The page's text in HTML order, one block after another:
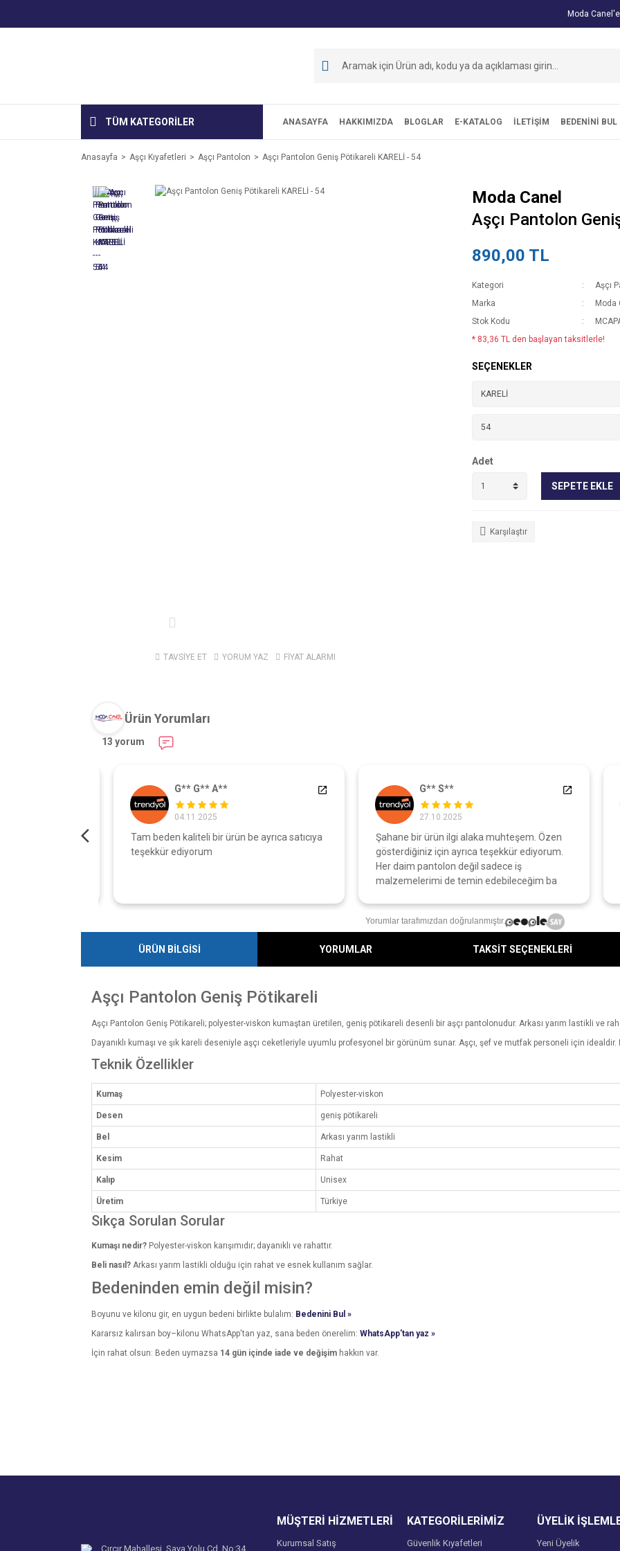
Moda
TÜM KATEGORİLER ANASAYFA HAKKIMIZDA BLOGLAR E-KATALOG İLETİŞİM BEDENİNİ BUL
Anasayfa Aşçı Kıyafetleri Aşçı Pantolon Aşçı Pantolon Geniş Pötikareli KARELİ - 54
TAVSİYE ET YORUM YAZ FİYAT ALARMI
Moda Canel
Aşçı Pantolon
890,00 TL
Kategori
Aşçı
Marka
Moda
Stok Kodu
* 83,36 TL den başlayan taksitlerle!
SEÇENEKLER
Adet
SEPETE EKLE
Karşılaştır
Ürün Yorumları
13 yorum
G** G** A**
04.11.2025
Tam beden kaliteli bir ürün be ayrıca satıcıya
teşekkür ediyorum
G** S**
27.10.2025
Şahane bir ürün ilgi alaka muhteşem. Özen
gösterdiğiniz için ayrıca teşekkür ediyorum.
Her daim pantolon değil sadece iş
malzemelerimi de temin edebileceğim ba
Yorumlar tarafımızdan doğrulanmıştır.
ÜRÜN BİLGİSİ YORUMLAR TAKSİT SEÇENEKLERİ
Aşçı Pantolon Geniş Pötikareli
Aşçı Pantolon Geniş Pötikareli; polyester-viskon kumaştan üretilen, geniş pötikareli desenli bir aşçı pantolonudur. Arkası yarım lastikli ve
Dayanıklı kumaşı ve şık kareli deseniyle aşçı ceketleriyle uyumlu profesyonel bir görünüm sunar. Aşçı, şef ve mutfak personeli için
Teknik Özellikler
Kumaş Polyester-viskon
Desen geniş pötikareli
Bel Arkası yarım lastikli
Kesim Rahat
Kalıp Unisex
Üretim Türkiye
Sıkça Sorulan Sorular
Kumaşı nedir? Polyester-viskon karışımıdır; dayanıklı ve rahattır.
Beli nasıl? Arkası yarım lastikli olduğu için rahat ve esnek kullanım sağlar.
Bedeninden emin değil misin?
Boyunu ve kilonu gir, en uygun bedeni birlikte bulalım: Bedenini Bul »
Kararsız kalırsan boy–kilonu WhatsApp'tan yaz, sana beden önerelim: WhatsApp'tan yaz »
İçin rahat olsun: Beden uymazsa 14 gün içinde iade ve değişim hakkın var.
Çırçır Mahallesi, Saya Yolu Cd. No:34,
MÜŞTERİ HİZMETLERİ
Kurumsal Satış
KATEGORİLERİMİZ
Güvenlik Kıyafetleri
ÜYELİK
Yeni Üyelik